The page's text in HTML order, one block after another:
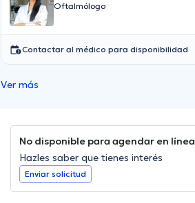
Oftalmólogo
Contactar al médico para disponibilidad
Ver más
No disponible para agendar en línea
Hazles saber que tienes interés
Enviar solicitud